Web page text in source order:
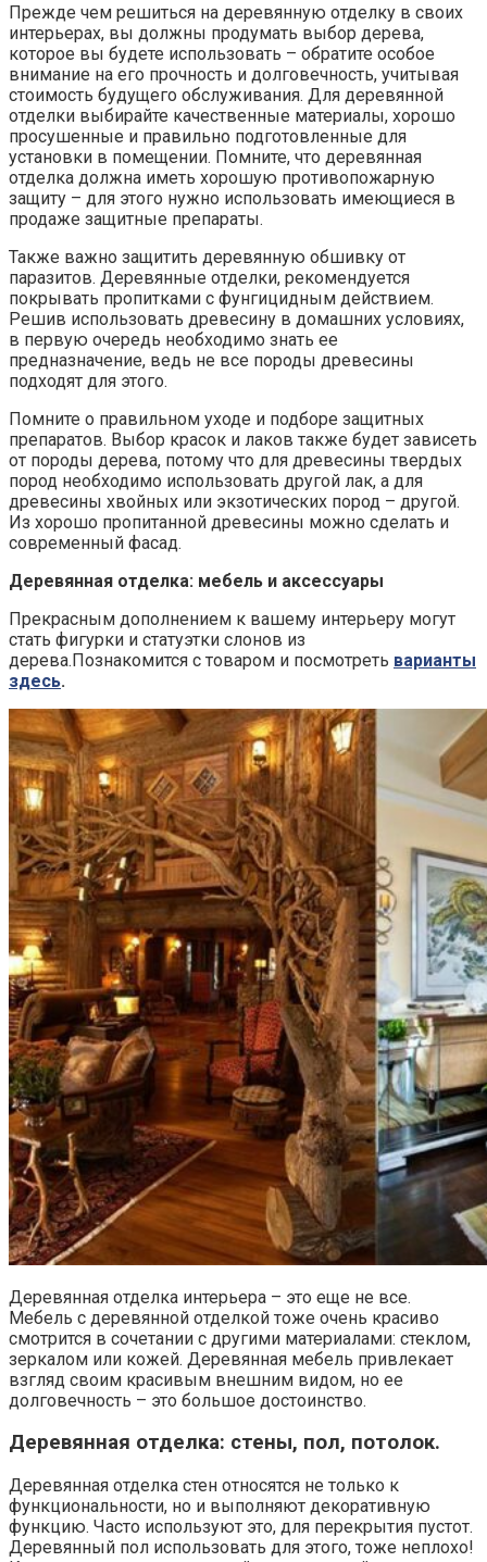
Прежде чем решиться на деревянную отделку в своих
интерьерах, вы должны продумать выбор дерева,
которое вы будете использовать – обратите особое
внимание на его прочность и долговечность, учитывая
стоимость будущего обслуживания. Для деревянной
отделки выбирайте качественные материалы, хорошо
просушенные и правильно подготовленные для
установки в помещении. Помните, что деревянная
отделка должна иметь хорошую противопожарную
защиту – для этого нужно использовать имеющиеся в
продаже защитные препараты.
Также важно защитить деревянную обшивку от
паразитов. Деревянные отделки, рекомендуется
покрывать пропитками с фунгицидным действием.
Решив использовать древесину в домашних условиях,
в первую очередь необходимо знать ее
предназначение, ведь не все породы древесины
подходят для этого.
Помните о правильном уходе и подборе защитных
препаратов. Выбор красок и лаков также будет зависеть
от породы дерева, потому что для древесины твердых
пород необходимо использовать другой лак, а для
древесины хвойных или экзотических пород – другой.
Из хорошо пропитанной древесины можно сделать и
современный фасад.
Деревянная отделка: мебель и аксессуары
Прекрасным дополнением к вашему интерьеру могут
стать фигурки и статуэтки слонов из
дерева.Познакомится с товаром и посмотреть варианты
здесь.
Деревянная отделка интерьера – это еще не все.
Мебель с деревянной отделкой тоже очень красиво
смотрится в сочетании с другими материалами: стеклом,
зеркалом или кожей. Деревянная мебель привлекает
взгляд своим красивым внешним видом, но ее
долговечность – это большое достоинство.
Деревянная отделка: стены, пол, потолок.
Деревянная отделка стен относятся не только к
функциональности, но и выполняют декоративную
функцию. Часто используют это, для перекрытия пустот.
Деревянный пол использовать для этого, тоже неплохо!